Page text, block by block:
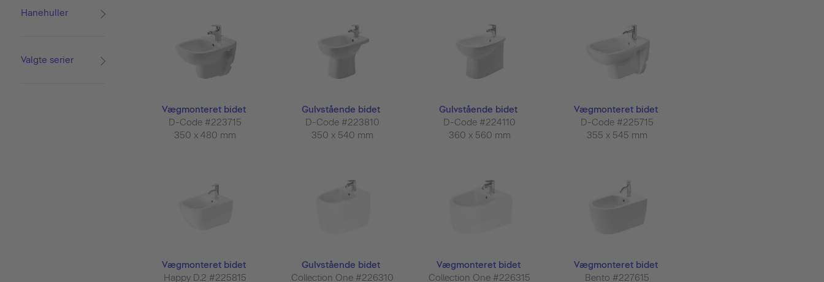
Hanehuller
Valgte serier
Vægmonteret bidet
D-Code #223715
350 x 480 mm
Gulvstående bidet
D-Code #223810
350 x 540 mm
Gulvstående bidet
D-Code #224110
360 x 560 mm
Vægmonteret bidet
D-Code #225715
355 x 545 mm
Vægmonteret bidet
Happy D.2 #225815
Gulvstående bidet
Collection One #226310
Vægmonteret bidet
Collection One #226315
Vægmonteret bidet
Bento #227615